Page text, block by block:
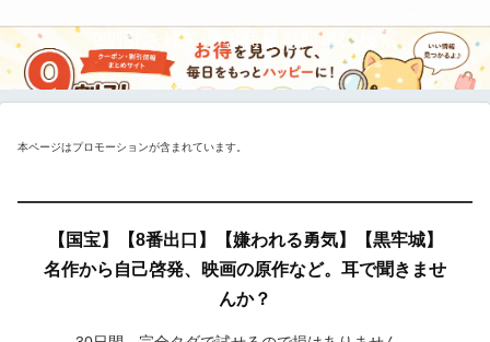
9割引されている商品を簡単に検索
本ページはプロモーションが含まれています。
【国宝】【8番出口】【嫌われる勇気】【黒牢城】
名作から自己啓発、映画の原作など。耳で聞きませ
んか？